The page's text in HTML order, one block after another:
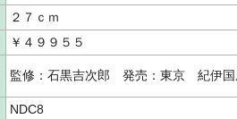
２７ｃｍ
￥４９９５５
監修：石黒吉次郎 発売：東京 紀伊
NDC8